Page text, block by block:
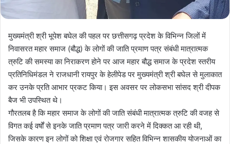
मुख्यमंत्री श्री भूपेश बघेल की पहल पर छत्तीसगढ़ प्रदेश के विभिन्न जिलों में
निवासरत महार समाज (बौद्ध) के लोगों की जाति प्रमाण पत्र संबंधी मात्रात्मक
त्रुटि की समस्या का निराकरण होने पर आज महार बौद्ध समाज के प्रदेश स्तरीय
प्रतिनिधिमंडल ने राजधानी रायपुर के हेलीपेड पर मुख्यमंत्री श्री बघेल से मुलाकात
कर उनके प्रति आभार प्रकट किया। इस अवसर पर लोकसभा सांसद श्री दीपक
बैज भी उपस्थित थे।
गौरतलब है कि महार समाज के लोगों की जाति संबंधी मात्रात्मक त्रुटि की वजह से
विगत कई वर्षों से इनके जाति प्रमाण पत्र जारी करने में दिक्कत आ रही थी,
जिसके कारण इन लोगों को शिक्षा एवं रोजगार सहित विभिन्न शासकीय योजनाओं का